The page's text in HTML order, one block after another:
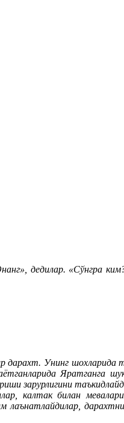
дедилар. «Сўнгра
дарахт. Унинг
Яратганга
зарурлигини
калтак билан
лаънатлайдилар,